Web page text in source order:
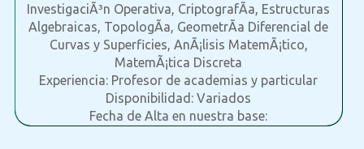
InvestigaciÃ³n Operativa, CriptografÃ­a, Estructuras
Algebraicas, TopologÃ­a, GeometrÃ­a Diferencial de
Curvas y Superficies, AnÃ¡lisis MatemÃ¡tico,
MatemÃ¡tica Discreta
Experiencia: Profesor de academias y particular
Disponibilidad: Variados
Fecha de Alta en nuestra base: